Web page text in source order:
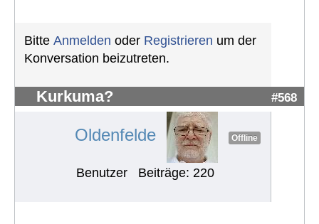
Bitte Anmelden oder Registrieren um der
Konversation beizutreten.
Kurkuma? #568
Oldenfelde Offline
Benutzer Beiträge: 220